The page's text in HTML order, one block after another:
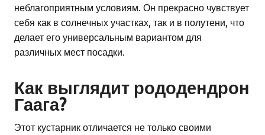
неблагоприятным условиям. Он прекрасно чувствует
себя как в солнечных участках, так и в полутени, что
делает его универсальным вариантом для
различных мест посадки.
Как выглядит рододендрон
Гаага?
Этот кустарник отличается не только своими